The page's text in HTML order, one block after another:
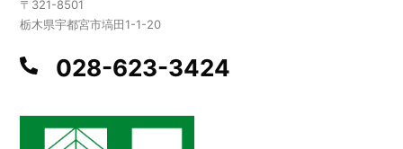
〒321-8501
栃木県宇都宮市塙田1-1-20
028-623-3424